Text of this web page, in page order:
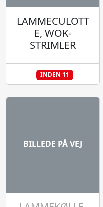
LAMMECULOTT
E, WOK-
STRIMLER
INDEN 11
BILLEDE PÅ VEJ